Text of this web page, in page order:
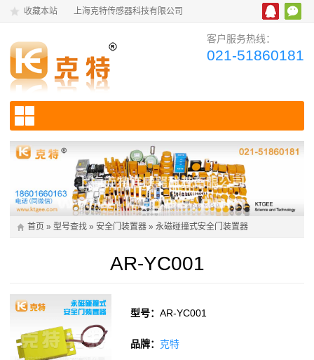
收藏本站 上海克特传感器科技有限公司
客户服务热线：
021-51860181
首页 » 型号查找 » 安全门装置器 » 永磁碰撞式安全门装置器
AR-YC001
型号：AR-YC001
品牌： 克特